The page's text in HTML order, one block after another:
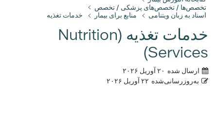
تخصص‌ها / تخصص‌های پزشکی / تخصص
اسناد به زبان ویتنامی
منابع برای بیمار خدمات تغذیه
خدمات تغذیه (Nutrition
Services)
ارسال شده ۲۰ آوریل ۲۰۲۶
به‌روزرسانی‌شده ۲۲ آوریل ۲۰۲۶